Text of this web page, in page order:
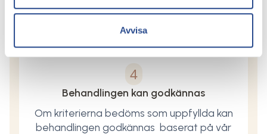
Avvisa
4
Behandlingen kan godkännas
Om kriterierna bedöms som uppfyllda kan
behandlingen godkännas baserat på vår